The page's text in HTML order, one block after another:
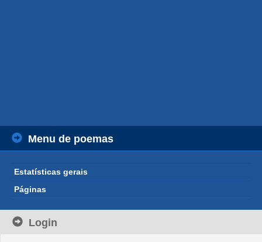
Menu de poemas
Estatísticas gerais
Páginas
Login